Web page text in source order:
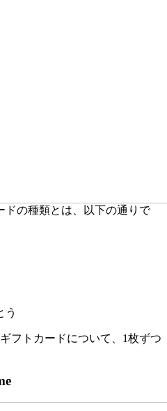
ドの種類とは、以下の通りで
う
フトカードについて、1枚ずつ